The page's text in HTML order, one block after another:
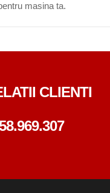
masina ta.
CLIENTI